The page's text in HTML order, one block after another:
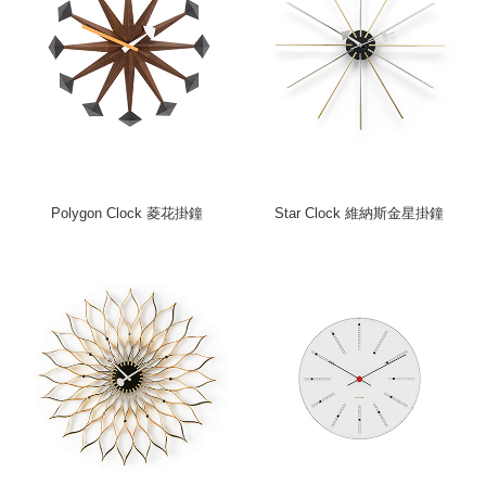
Polygon Clock 菱花掛鐘 Star Clock 維納斯金星掛鐘